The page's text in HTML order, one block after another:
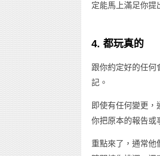
定能馬上滿足你提
4. 都玩真的
跟你約定好的任何
記。
即使有任何變更
你把原本的報告或
重點來了，通常他